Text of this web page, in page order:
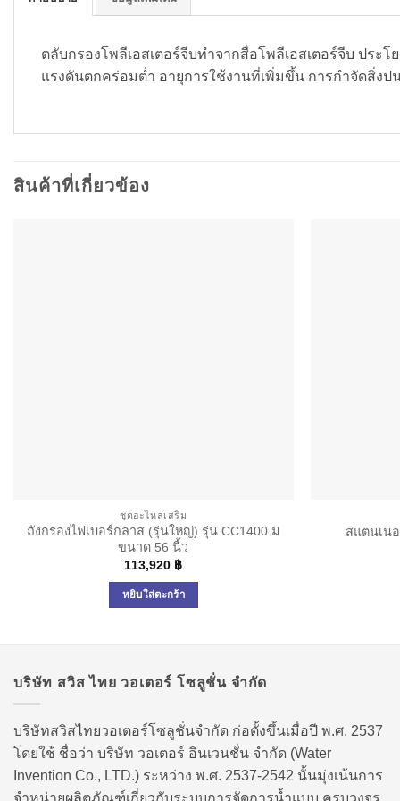
ตลับกรองโพลีเอสเตอร์จีบทำจากสื่อโพลีเอสเตอร์จีบ ประ
แรงดันตกคร่อมต่ำ อายุการใช้งานที่เพิ่มขึ้น การกำจัดสิ่งป
สินค้าที่เกี่ยวข้อง
ชุดอะไหล่เสริม
ถังกรองไฟเบอร์กลาส (รุ่นใหญ่) รุ่น CC1400 ม
ขนาด 56 นื้ว
113,920 ฿
หยิบใส่ตะกร้า
สแตนเน
บริษัท สวิส ไทย วอเตอร์ โซลูชั่น จำกัด
บริษัทสวิสไทยวอเตอร์โซลูชั่นจำกัด ก่อตั้งขึ้นเมื่อปี พ.ศ. 2537
โดยใช้ ชื่อว่า บริษัท วอเตอร์ อินเวนชั่น จำกัด (Water
Invention Co., LTD.) ระหว่าง พ.ศ. 2537-2542 นั้นมุ่งเน้นการ